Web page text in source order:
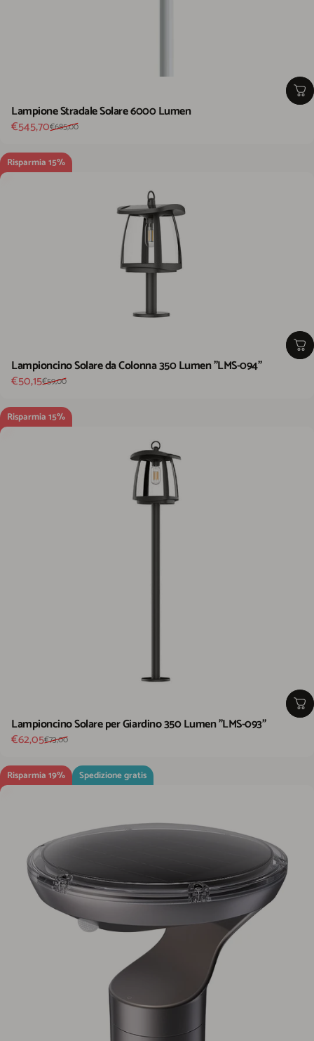
Lampione Stradale Solare 6000 Lumen
Prezzo scontato
€545,70
Prezzo di listino
€685,00
Risparmia 15%
Lampioncino Solare da Colonna 350 Lumen "LMS-094"
Prezzo scontato
€50,15
Prezzo di listino
€59,00
Risparmia 15%
Lampioncino Solare per Giardino 350 Lumen "LMS-093"
Prezzo scontato
€62,05
Prezzo di listino
€73,00
Risparmia 19% Spedizione gratis